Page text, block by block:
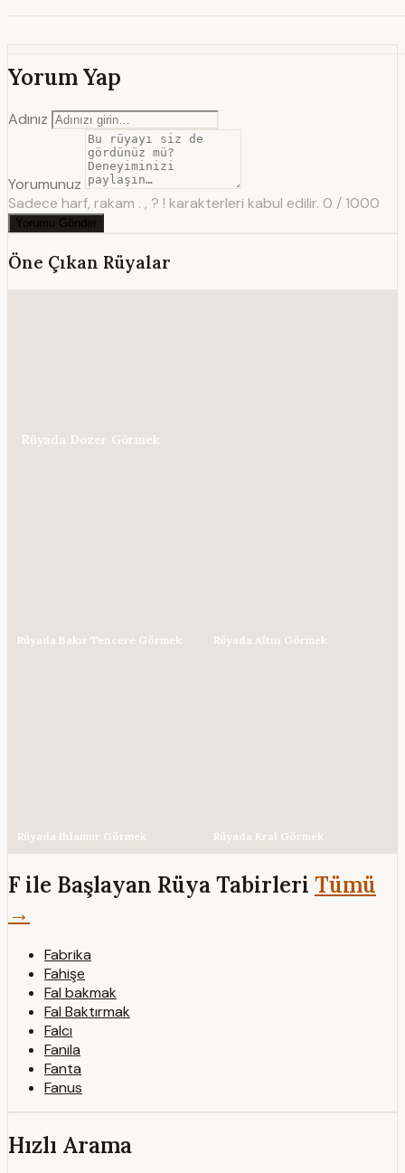
Yorum Yap
Adınız
Yorumunuz
Sadece harf, rakam . , ? ! karakterleri kabul edilir. 0 / 1000
Yorumu Gönder
Öne Çıkan Rüyalar
Rüyada Dozer Görmek
Rüyada Bakır Tencere Görmek Rüyada Altın Görmek
Rüyada Ihlamur Görmek Rüyada Kral Görmek
F ile Başlayan Rüya Tabirleri Tümü
→
Fabrika
Fahişe
Fal bakmak
Fal Baktırmak
Falcı
Fanila
Fanta
Fanus
Hızlı Arama